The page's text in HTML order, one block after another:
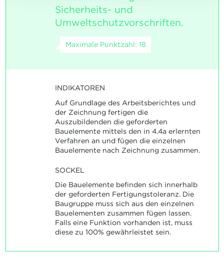
Sicherheits- und
Umweltschutzvorschriften.
Maximale Punktzahl: 18
INDIKATOREN
Auf Grundlage des Arbeitsberichtes und
der Zeichnung fertigen die
Auszubildenden die geforderten
Bauelemente mittels den in 4.4a erlernten
Verfahren an und fügen die einzelnen
Bauelemente nach Zeichnung zusammen.
SOCKEL
Die Bauelemente befinden sich innerhalb
der geforderten Fertigungstoleranz. Die
Baugruppe muss sich aus den einzelnen
Bauelementen zusammen fügen lassen.
Falls eine Funktion vorhanden ist, muss
diese zu 100% gewährleistet sein.